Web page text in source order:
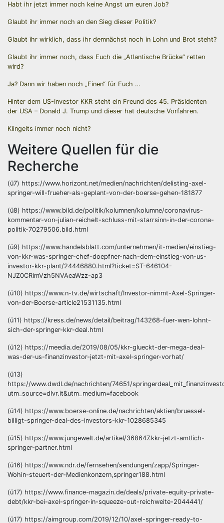
Habt ihr jetzt immer noch keine Angst um euren Job?
Glaubt ihr immer noch an den Sieg dieser Politik?
Glaubt ihr wirklich, dass ihr demnächst noch in Lohn und Brot steht?
Glaubt ihr immer noch, dass Euch die „Atlantische Brücke“ retten
wird?
Ja? Dann wir haben noch „Einen“ für Euch …
Hinter dem US-Investor KKR steht ein Freund des 45. Präsidenten
der USA – Donald J. Trump und dieser hat deutsche Vorfahren.
Klingelts immer noch nicht?
Weitere Quellen für die
Recherche
(ü7) https://www.horizont.net/medien/nachrichten/delisting-axel-
springer-will-frueher-als-geplant-von-der-boerse-gehen-181877
(ü8) https://www.bild.de/politik/kolumnen/kolumne/coronavirus-
kommentar-von-julian-reichelt-schluss-mit-starrsinn-in-der-corona-
politik-70279506.bild.html
(ü9) https://www.handelsblatt.com/unternehmen/it-medien/einstieg-
von-kkr-was-springer-chef-doepfner-nach-dem-einstieg-von-us-
investor-kkr-plant/24446880.html?ticket=ST-646104-
NJZ0CRimVzh5NVAeaWzz-ap3
(ü10) https://www.n-tv.de/wirtschaft/Investor-nimmt-Axel-Springer-
von-der-Boerse-article21531135.html
(ü11) https://kress.de/news/detail/beitrag/143268-fuer-wen-lohnt-
sich-der-springer-kkr-deal.html
(ü12) https://meedia.de/2019/08/05/kkr-glueckt-der-mega-deal-
was-der-us-finanzinvestor-jetzt-mit-axel-springer-vorhat/
(ü13)
https://www.dwdl.de/nachrichten/74651/
utm_source=dlvr.it&utm_medium=facebook
(ü14) https://www.boerse-online.de/nachrichten/aktien/bruessel-
billigt-springer-deal-des-investors-kkr-1028685345
(ü15) https://www.jungewelt.de/artikel/368647.kkr-jetzt-amtlich-
springer-partner.html
(ü16) https://www.ndr.de/fernsehen/sendungen/zapp/Springer-
Wohin-steuert-der-Medienkonzern,springer188.html
(ü17) https://www.finance-magazin.de/deals/private-equity-private-
debt/kkr-bei-axel-springer-in-squeeze-out-reichweite-2044441/
(ü17) https://aimgroup.com/2019/12/10/axel-springer-ready-to-